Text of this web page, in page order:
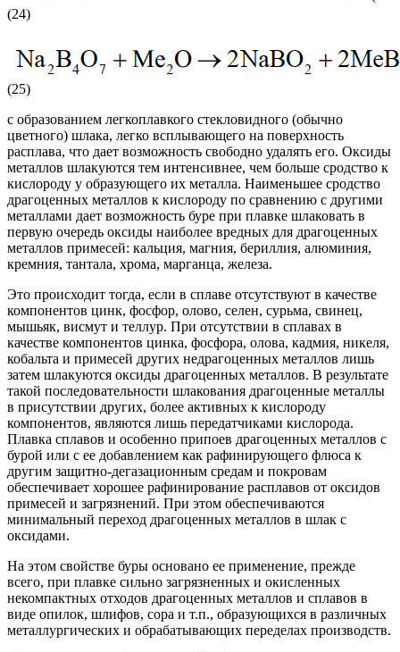
(24)
(25)
с образованием легкоплавкого стекловидного (обычно
цветного) шлака, легко всплывающего на поверхность
расплава, что дает возможность свободно удалять его. Оксиды
металлов шлакуются тем интенсивнее, чем больше сродство к
кислороду у образующего их металла. Наименьшее сродство
драгоценных металлов к кислороду по сравнению с другими
металлами дает возможность буре при плавке шлаковать в
первую очередь оксиды наиболее вредных для драгоценных
металлов примесей: кальция, магния, бериллия, алюминия,
кремния, тантала, хрома, марганца, железа.
Это происходит тогда, если в сплаве отсутствуют в качестве
компонентов цинк, фосфор, олово, селен, сурьма, свинец,
мышьяк, висмут и теллур. При отсутствии в сплавах в
качестве компонентов цинка, фосфора, олова, кадмия, никеля,
кобальта и примесей других недрагоценных металлов лишь
затем шлакуются оксиды драгоценных металлов. В результате
такой последовательности шлакования драгоценные металлы
в присутствии других, более активных к кислороду
компонентов, являются лишь передатчиками кислорода.
Плавка сплавов и особенно припоев драгоценных металлов с
бурой или с ее добавлением как рафинирующего флюса к
другим защитно-дегазационным средам и покровам
обеспечивает хорошее рафинирование расплавов от оксидов
примесей и загрязнений. При этом обеспечиваются
минимальный переход драгоценных металлов в шлак с
оксидами.
На этом свойстве буры основано ее применение, прежде
всего, при плавке сильно загрязненных и окисленных
некомпактных отходов драгоценных металлов и сплавов в
виде опилок, шлифов, сора и т.п., образующихся в различных
металлургических и обрабатывающих переделах производств.